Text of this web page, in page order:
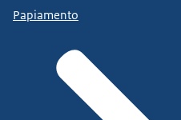
Papiamento